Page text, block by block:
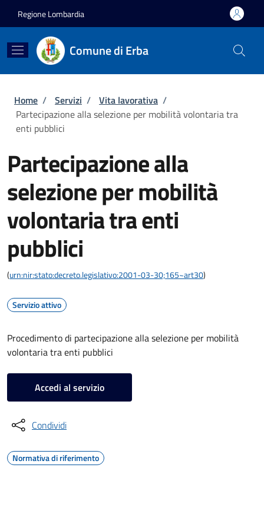
Regione Lombardia
Comune di Erba
Briciole di pane
Home / Servizi / Vita lavorativa /
Partecipazione alla selezione per mobilità volontaria tra
enti pubblici
Partecipazione alla
selezione per mobilità
volontaria tra enti
pubblici
(urn:nir:stato:decreto.legislativo:2001-03-30;165~art30)
Servizio attivo
Procedimento di partecipazione alla selezione per mobilità
volontaria tra enti pubblici
Accedi al servizio
Condividi
Normativa di riferimento